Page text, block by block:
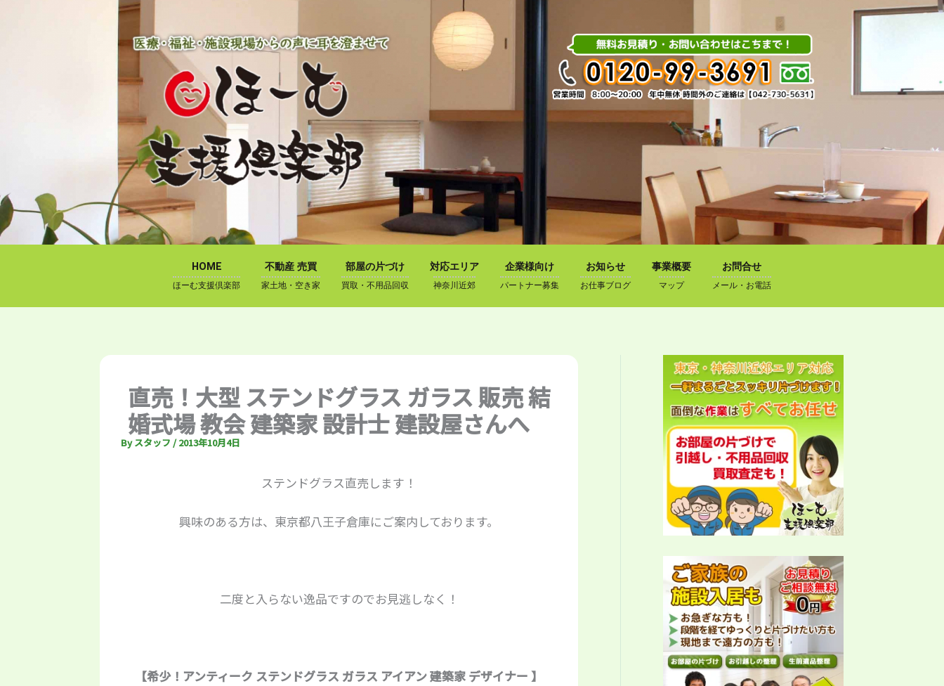
HOME
ほーむ支援倶楽部
不動産 売買
家土地・空き家
部屋の片づけ
買取・不用品回収
対応エリア
神奈川近郊
企業様向け
パートナー募集
お知らせ
お仕事ブログ
事業概要
マップ
お問合せ
メール・お電話
直売！大型 ステンドグラス ガラス 販売 結
婚式場 教会 建築家 設計士 建設屋さんへ
Byスタッフ /2013年10月4日
ステンドグラス直売します！
興味のある方は、東京都八王子倉庫にご案内しております。
二度と入らない逸品ですのでお見逃しなく！
【希少！アンティーク ステンドグラス ガラス アイアン 建築家 デザイナー 】